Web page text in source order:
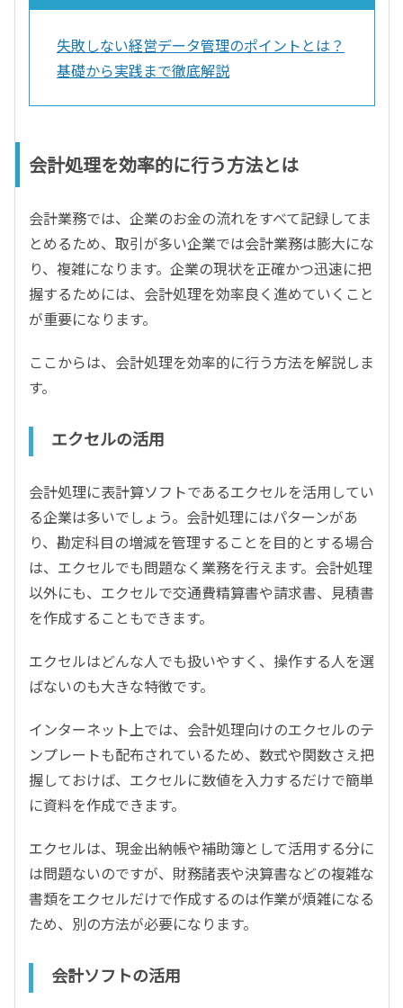
失敗しない経営データ管理のポイントとは？
基礎から実践まで徹底解説
会計処理を効率的に行う方法とは
会計業務では、企業のお金の流れをすべて記録してま
とめるため、取引が多い企業では会計業務は膨大にな
り、複雑になります。企業の現状を正確かつ迅速に把
握するためには、会計処理を効率良く進めていくこと
が重要になります。
ここからは、会計処理を効率的に行う方法を解説しま
す。
エクセルの活用
会計処理に表計算ソフトであるエクセルを活用してい
る企業は多いでしょう。会計処理にはパターンがあ
り、勘定科目の増減を管理することを目的とする場合
は、エクセルでも問題なく業務を行えます。会計処理
以外にも、エクセルで交通費精算書や請求書、見積書
を作成することもできます。
エクセルはどんな人でも扱いやすく、操作する人を選
ばないのも大きな特徴です。
インターネット上では、会計処理向けのエクセルのテ
ンプレートも配布されているため、数式や関数さえ把
握しておけば、エクセルに数値を入力するだけで簡単
に資料を作成できます。
エクセルは、現金出納帳や補助簿として活用する分に
は問題ないのですが、財務諸表や決算書などの複雑な
書類をエクセルだけで作成するのは作業が煩雑になる
ため、別の方法が必要になります。
会計ソフトの活用